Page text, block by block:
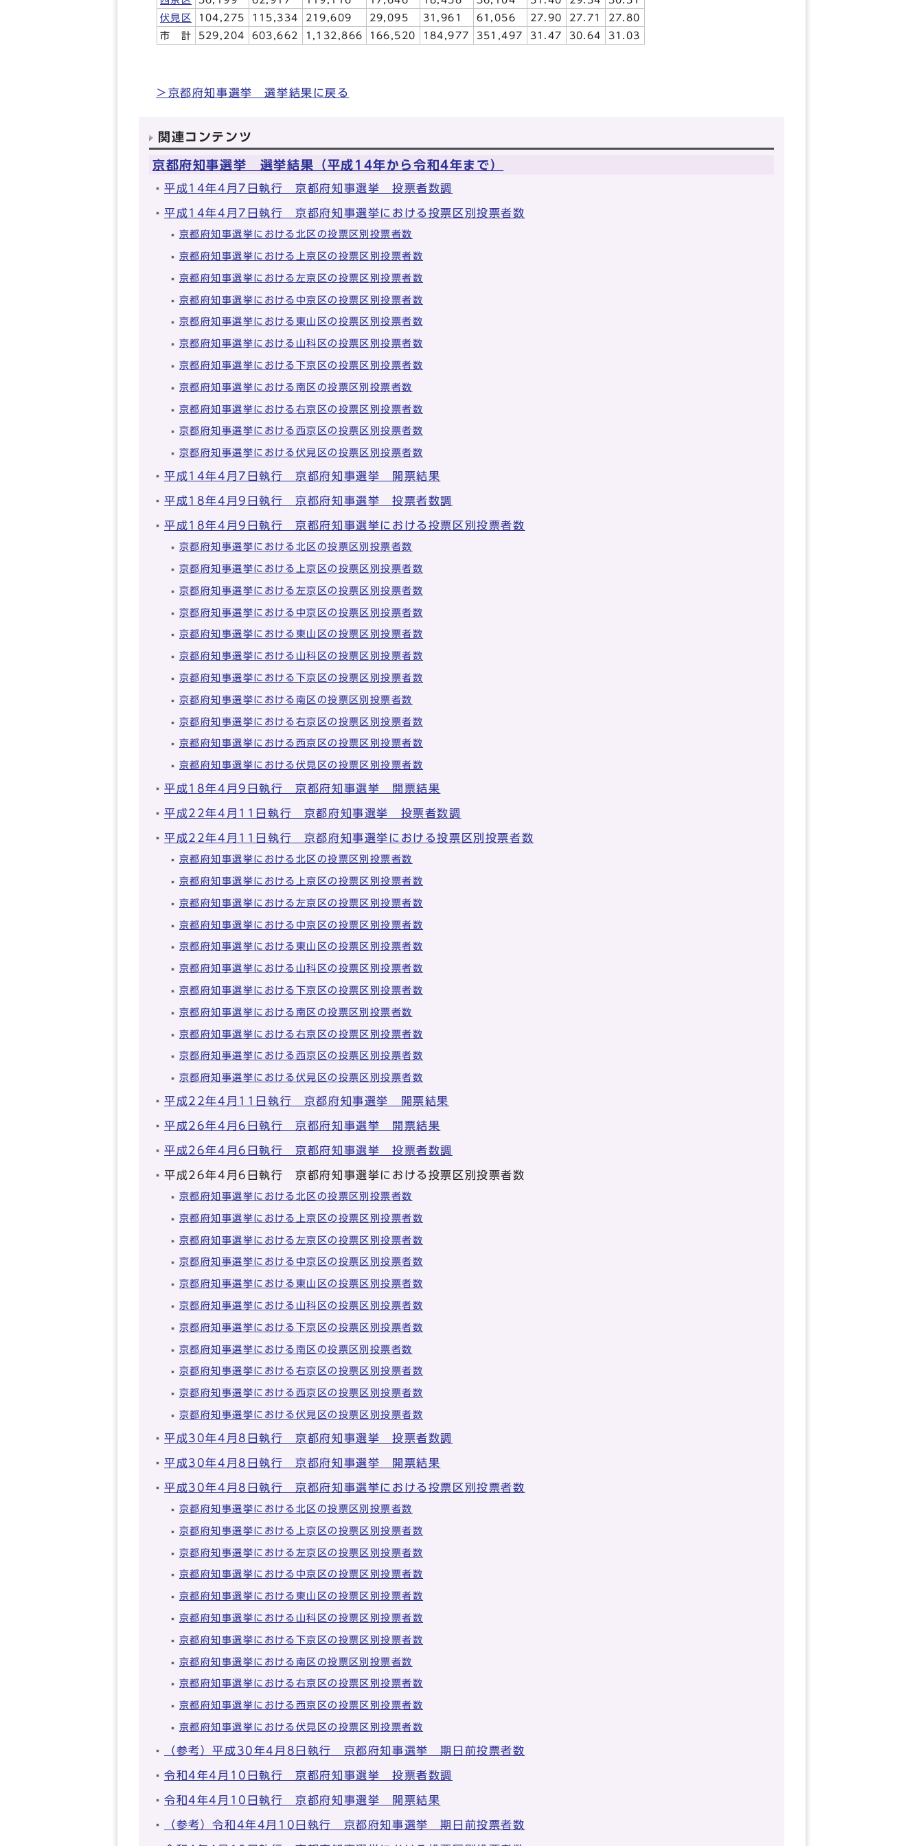
伏見区
104,275 115,334 219,609 29,095 31,961 61,056 27.90 27.71
27.80
市 計
529,204 603,662 1,132,866 166,520 184,977 351,497 31.47 30.64 31.03
＞京都府知事選挙 選挙結果に戻る
関連コンテンツ
京都府知事選挙 選挙結果（平成14年から令和4年まで）
平成14年4月7日執行 京都府知事選挙 投票者数調
平成14年4月7日執行 京都府知事選挙における投票区別投票者数
京都府知事選挙における北区の投票区別投票者数
京都府知事選挙における上京区の投票区別投票者数
京都府知事選挙における左京区の投票区別投票者数
京都府知事選挙における中京区の投票区別投票者数
京都府知事選挙における東山区の投票区別投票者数
京都府知事選挙における山科区の投票区別投票者数
京都府知事選挙における下京区の投票区別投票者数
京都府知事選挙における南区の投票区別投票者数
京都府知事選挙における右京区の投票区別投票者数
京都府知事選挙における西京区の投票区別投票者数
京都府知事選挙における伏見区の投票区別投票者数
平成14年4月7日執行 京都府知事選挙 開票結果
平成18年4月9日執行 京都府知事選挙 投票者数調
平成18年4月9日執行 京都府知事選挙における投票区別投票者数
京都府知事選挙における北区の投票区別投票者数
京都府知事選挙における上京区の投票区別投票者数
京都府知事選挙における左京区の投票区別投票者数
京都府知事選挙における中京区の投票区別投票者数
京都府知事選挙における東山区の投票区別投票者数
京都府知事選挙における山科区の投票区別投票者数
京都府知事選挙における下京区の投票区別投票者数
京都府知事選挙における南区の投票区別投票者数
京都府知事選挙における右京区の投票区別投票者数
京都府知事選挙における西京区の投票区別投票者数
京都府知事選挙における伏見区の投票区別投票者数
平成18年4月9日執行 京都府知事選挙 開票結果
平成22年4月11日執行 京都府知事選挙 投票者数調
平成22年4月11日執行 京都府知事選挙における投票区別投票者数
京都府知事選挙における北区の投票区別投票者数
京都府知事選挙における上京区の投票区別投票者数
京都府知事選挙における左京区の投票区別投票者数
京都府知事選挙における中京区の投票区別投票者数
京都府知事選挙における東山区の投票区別投票者数
京都府知事選挙における山科区の投票区別投票者数
京都府知事選挙における下京区の投票区別投票者数
京都府知事選挙における南区の投票区別投票者数
京都府知事選挙における右京区の投票区別投票者数
京都府知事選挙における西京区の投票区別投票者数
京都府知事選挙における伏見区の投票区別投票者数
平成22年4月11日執行 京都府知事選挙 開票結果
平成26年4月6日執行 京都府知事選挙 開票結果
平成26年4月6日執行 京都府知事選挙 投票者数調
平成26年4月6日執行 京都府知事選挙における投票区別投票者数
京都府知事選挙における北区の投票区別投票者数
京都府知事選挙における上京区の投票区別投票者数
京都府知事選挙における左京区の投票区別投票者数
京都府知事選挙における中京区の投票区別投票者数
京都府知事選挙における東山区の投票区別投票者数
京都府知事選挙における山科区の投票区別投票者数
京都府知事選挙における下京区の投票区別投票者数
京都府知事選挙における南区の投票区別投票者数
京都府知事選挙における右京区の投票区別投票者数
京都府知事選挙における西京区の投票区別投票者数
京都府知事選挙における伏見区の投票区別投票者数
平成30年4月8日執行 京都府知事選挙 投票者数調
平成30年4月8日執行 京都府知事選挙 開票結果
平成30年4月8日執行 京都府知事選挙における投票区別投票者数
京都府知事選挙における北区の投票区別投票者数
京都府知事選挙における上京区の投票区別投票者数
京都府知事選挙における左京区の投票区別投票者数
京都府知事選挙における中京区の投票区別投票者数
京都府知事選挙における東山区の投票区別投票者数
京都府知事選挙における山科区の投票区別投票者数
京都府知事選挙における下京区の投票区別投票者数
京都府知事選挙における南区の投票区別投票者数
京都府知事選挙における右京区の投票区別投票者数
京都府知事選挙における西京区の投票区別投票者数
京都府知事選挙における伏見区の投票区別投票者数
（参考）平成30年4月8日執行 京都府知事選挙 期日前投票者数
令和4年4月10日執行 京都府知事選挙 投票者数調
令和4年4月10日執行 京都府知事選挙 開票結果
（参考）令和4年4月10日執行 京都府知事選挙 期日前投票者数